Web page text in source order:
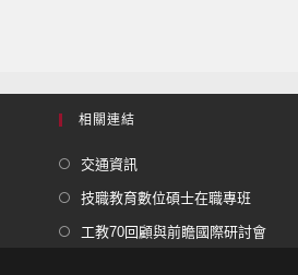
相關連結
交通資訊
技職教育數位碩士在職專班
工教70回顧與前瞻國際研討會